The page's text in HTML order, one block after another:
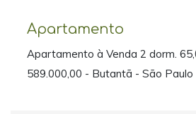
Apartamento
Apartamento à Venda 2 dorm.
589.000,00 - Butantã - São Paulo